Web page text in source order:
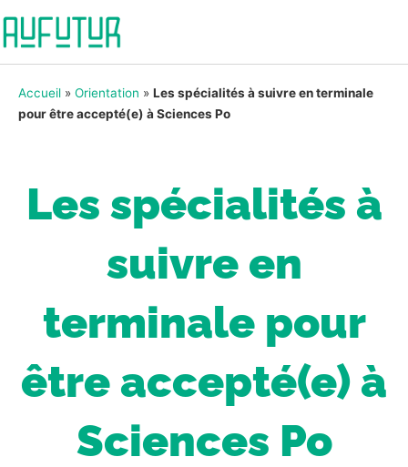
Accueil » Orientation » Les spécialités à suivre en terminale
pour être accepté(e) à Sciences Po
Les spécialités à
suivre en
terminale pour
être accepté(e) à
Sciences Po